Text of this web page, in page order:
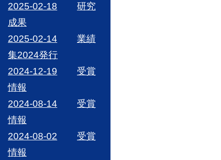
2025-02-18
研究
成果
2025-02-14
業績
集2024発行
2024-12-19
受賞
情報
2024-08-14
受賞
情報
2024-08-02
受賞
情報